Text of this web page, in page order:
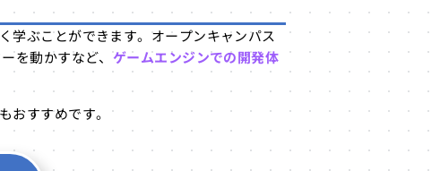
学ぶことができます。オープンキャンパス
を動かすなど、ゲームエンジンでの開発体
おすすめです。